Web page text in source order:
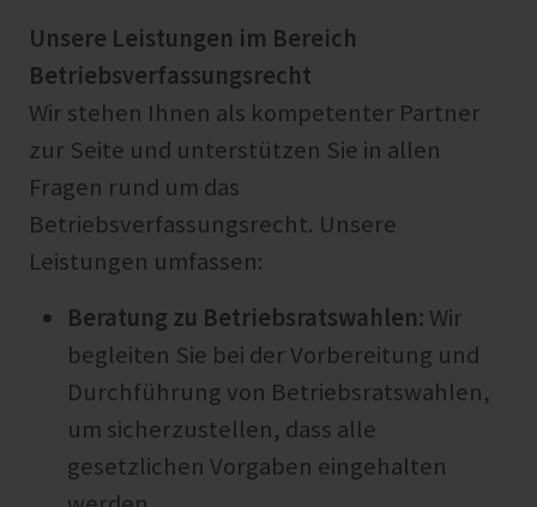
Unsere Leistungen im Bereich
Betriebsverfassungsrecht
Wir stehen Ihnen als kompetenter Partner
zur Seite und unterstützen Sie in allen
Fragen rund um das
Betriebsverfassungsrecht. Unsere
Leistungen umfassen:
Beratung zu Betriebsratswahlen: Wir
begleiten Sie bei der Vorbereitung und
Durchführung von Betriebsratswahlen,
um sicherzustellen, dass alle
gesetzlichen Vorgaben eingehalten